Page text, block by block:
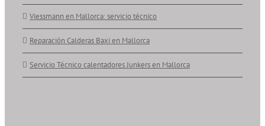
Viessmann en Mallorca: servicio técnico
Reparación Calderas Baxi en Mallorca
Servicio Técnico calentadores Junkers en Mallorca